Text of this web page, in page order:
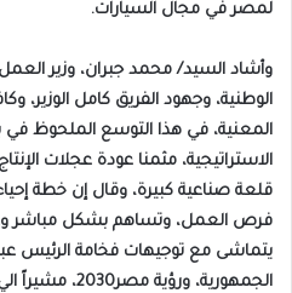
لمصر في مجال السيارات.
وأشاد السيد/ محمد جبران، وزير
الوطنية، وجهود الفريق كامل الوزير،
المعنية، في هذا التوسع الملحوظ في
الاستراتيجية، مثمنا عودة عجلات
قلعة صناعية كبيرة، وقال إن خطة
فرص العمل، وتساهم بشكل مباشر
يتماشى مع توجيهات فخامة الرئيس
الجمهورية،